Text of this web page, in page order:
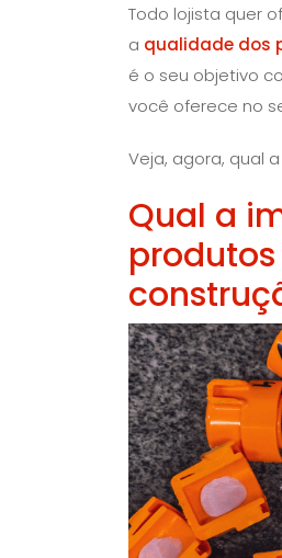
Todo lojista quer
a qualidade dos
é o seu objetivo
você oferece no
Veja, agora, qual
Qual a